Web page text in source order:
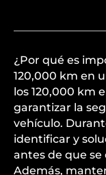
¿Por qué es
120,000 km en
los 120,000 km
garantizar la
vehículo.
identificar y
antes de que se
Además,